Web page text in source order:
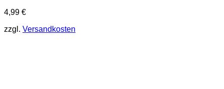
4,99 €
zzgl. Versandkosten